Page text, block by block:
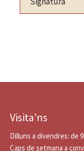
Visita’ns
Dilluns a divendres: de
Caps de setmana a